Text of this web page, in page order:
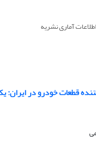
اطلاعات آماری نشریه
قطعات خودرو در ایران: